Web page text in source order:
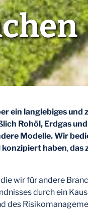
ein langlebiges und
Rohöl, Erdgas
Modelle. Wir
konzipierthaben,das
wir für andere
durch ein
des